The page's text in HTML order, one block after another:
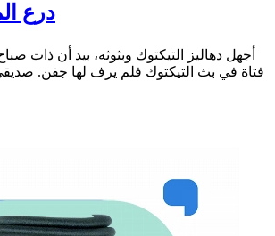
درع
فتاة في بث التيكتوك فلم يرف لها جفن.